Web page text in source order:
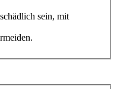
sein, mit